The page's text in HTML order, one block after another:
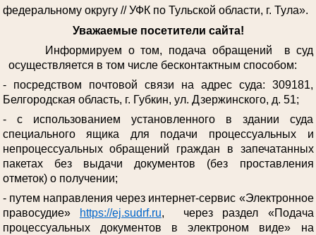
федеральному округу // УФК по Тульской области, г. Тула».
Уважаемые посетители сайта!
Информируем о том, подача обращений в суд
осуществляется в том числе бесконтактным способом:
- посредством почтовой связи на адрес суда: 309181,
Белгородская область, г. Губкин, ул. Дзержинского, д. 51;
- с использованием установленного в здании суда
специального ящика для подачи процессуальных и
непроцессуальных обращений граждан в запечатанных
пакетах без выдачи документов (без проставления
отметок) о получении;
- путем направления через интернет-сервис «Электронное
правосудие»
https://ej.sudrf.ru, через раздел «Подача
процессуальных документов в электроном виде» на